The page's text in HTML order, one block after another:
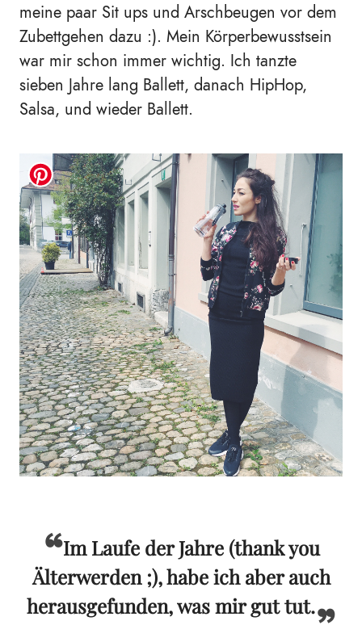
meine paar Sit ups und Arschbeugen vor dem
Zubettgehen dazu :). Mein Körperbewusstsein
war mir schon immer wichtig. Ich tanzte
sieben Jahre lang Ballett, danach HipHop,
Salsa, und wieder Ballett.
Im Laufe der Jahre (thank you
Älterwerden ;), habe ich aber auch
herausgefunden, was mir gut tut.